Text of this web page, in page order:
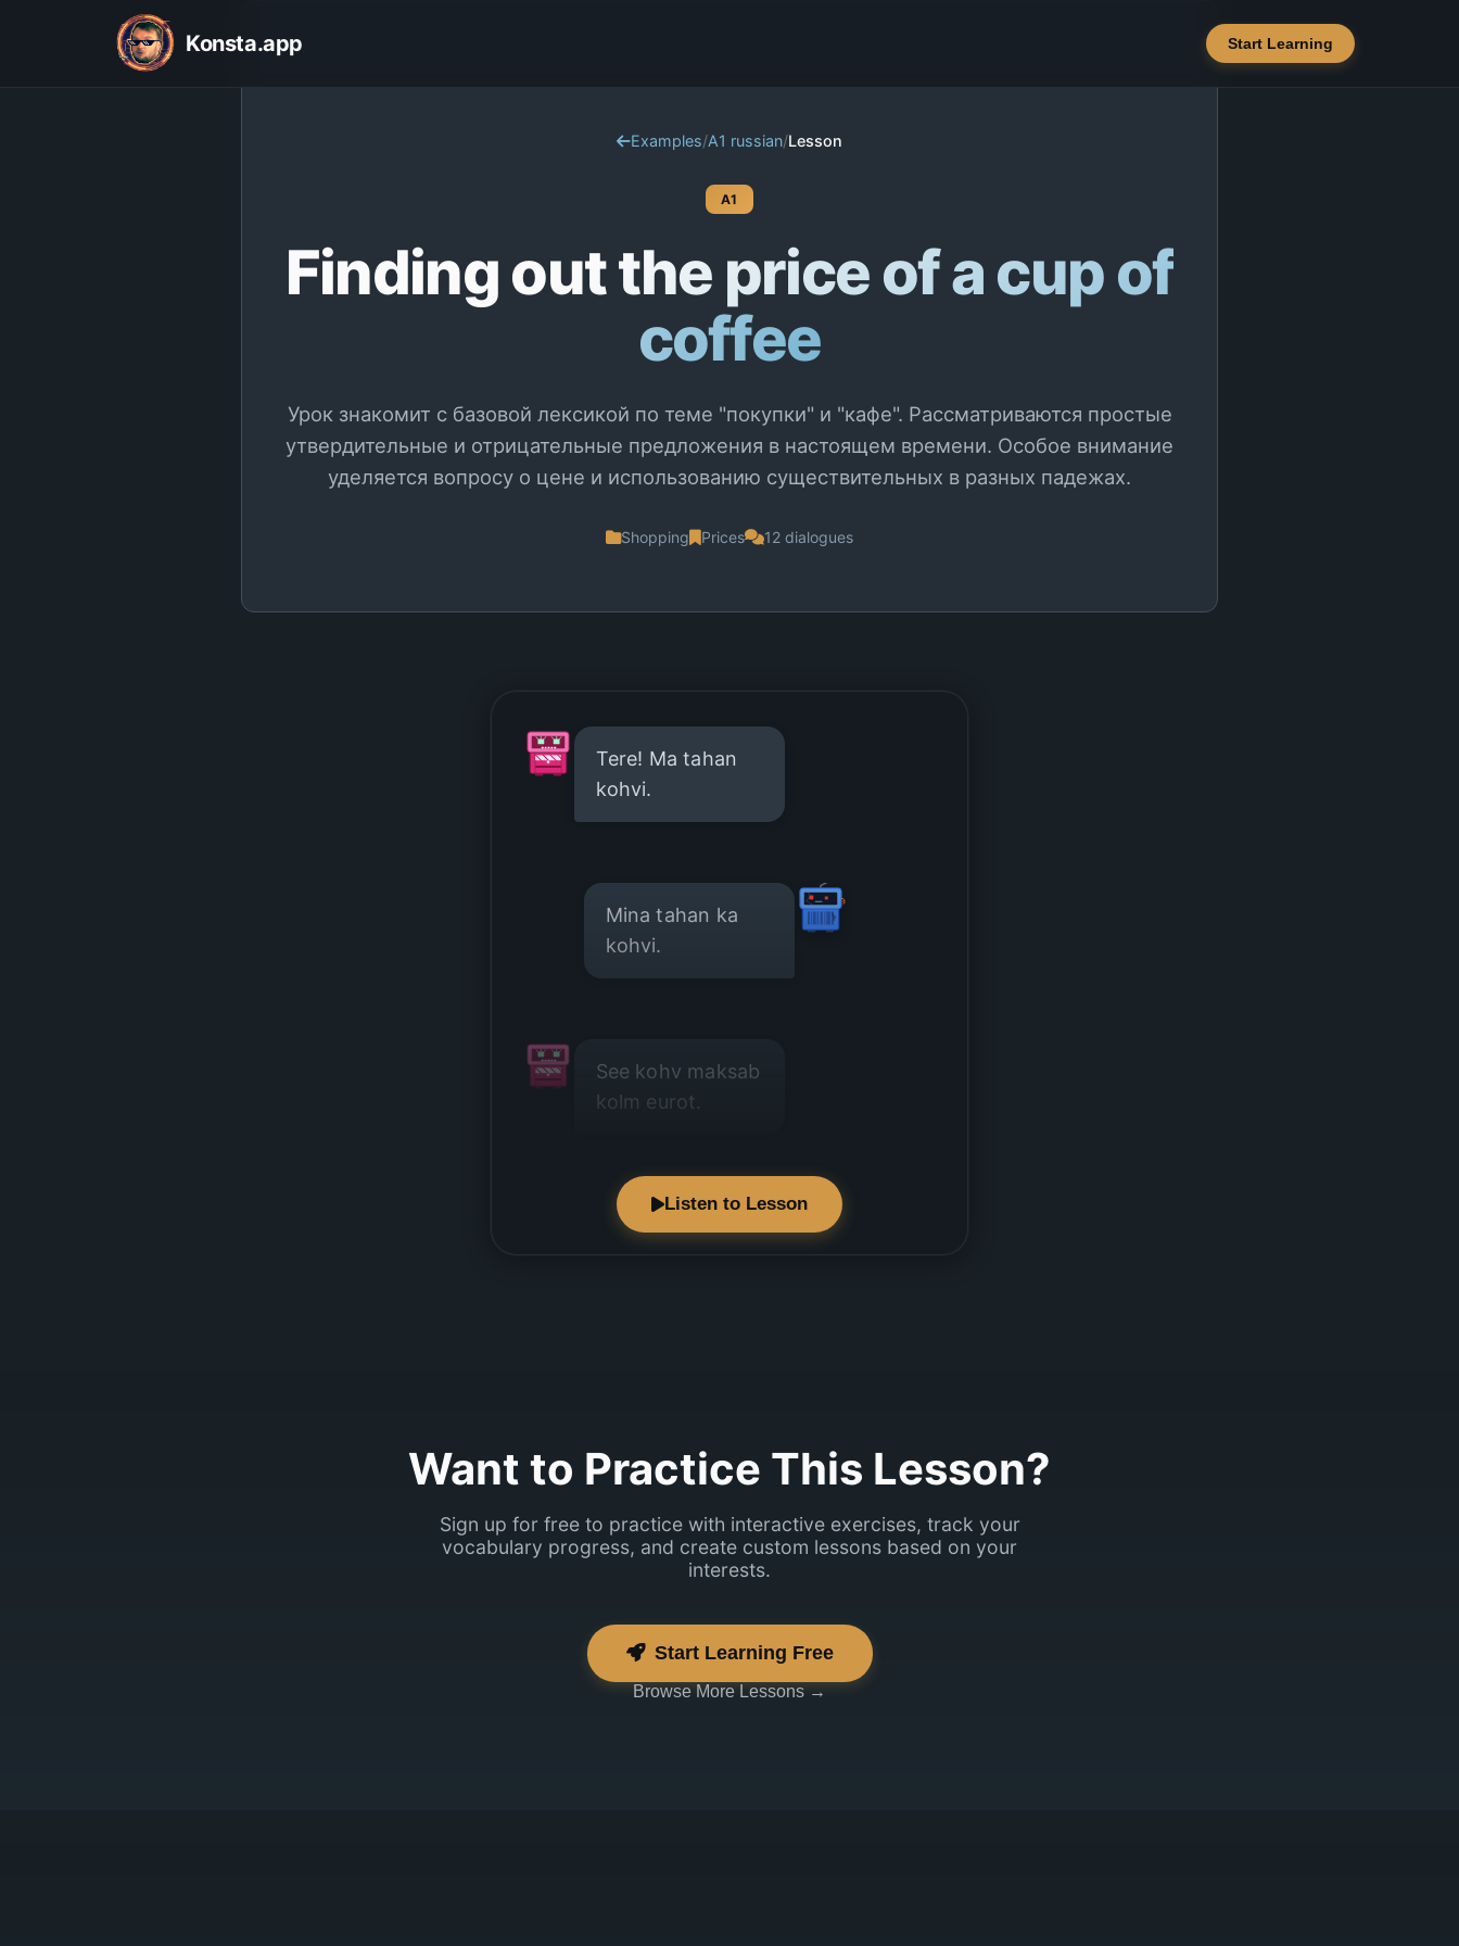
Konsta.app Start Learning
Examples/A1 russian/Lesson
A1
Finding out the price of a cup of
coffee
Урок знакомит с базовой лексикой по теме "покупки" и "кафе". Рассматриваются простые
утвердительные и отрицательные предложения в настоящем времени. Особое внимание
уделяется вопросу о цене и использованию существительных в разных падежах.
Shopping Prices 12 dialogues
Tere! Ma tahan
kohvi.
Mina tahan ka
kohvi.
See kohv maksab
kolm eurot.
Jah, see on kallis.
Listen to Lesson
Want to Practice This Lesson?
Sign up for free to practice with interactive exercises, track your
vocabulary progress, and create custom lessons based on your
interests.
Start Learning Free
Browse More Lessons →